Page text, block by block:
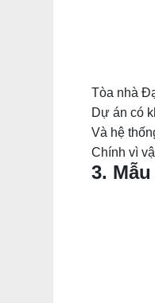
Tòa nhà
Dự án có
Và hệ
Chính vì
3.